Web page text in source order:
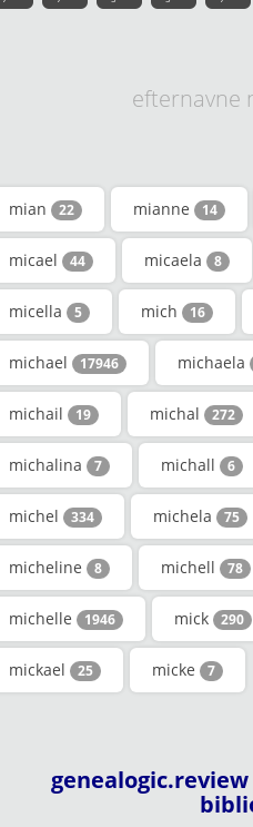
efternavne
mian 22 mianne 14
micael 44 micaela 8
micella 5 mich 16
michael 17946 michaela
michail 19 michal 272
michalina 7 michall 6
michel 334 michela 75
micheline 8 michell 78
michelle 1946 mick 290
mickael 25 micke 7